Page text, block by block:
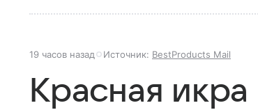
19 часов назад Источник: BestProducts Mail
Красная